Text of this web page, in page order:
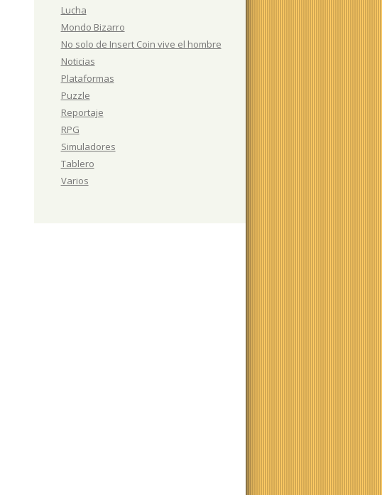
Lucha
Mondo Bizarro
No solo de Insert Coin vive el hombre
Noticias
Plataformas
Puzzle
Reportaje
RPG
Simuladores
Tablero
Varios